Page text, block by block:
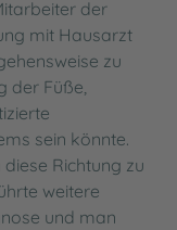
der
mit Hausarzt
zu
der Füße,
sein könnte.
Richtung zu
weitere
und man